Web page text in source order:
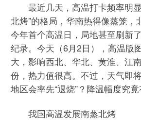
最近几天，高温打卡频率明显
北烤”的格局，华南热得像蒸笼，
今年首个高温日，局地甚至刷新
纪录。今天（6月2日），高温版
大，影响西北、华北、黄淮、江
份，热力值很高。不过，天气即
地区会率先“退烧”？降温幅度究竟
我国高温发展南蒸北烤